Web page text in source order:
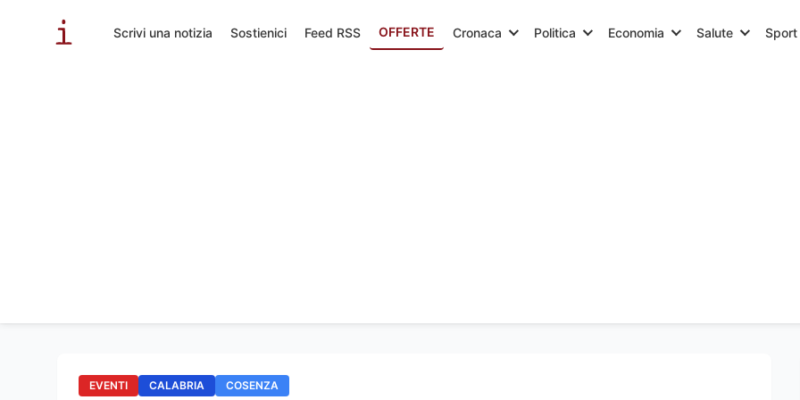
Scrivi una notizia Sostienici Feed RSS OFFERTE Cronaca Politica Economia Salute Sport
EVENTI CALABRIA COSENZA